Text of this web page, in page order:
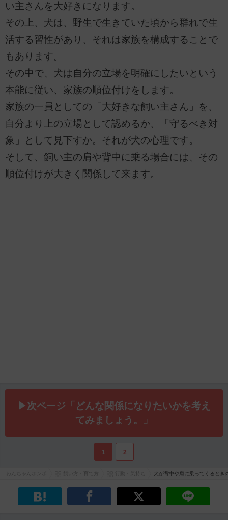
い主さんを大好きになります。
その上、犬は、野生で生きていた頃から群れで生
活する習性があり、それは家族を構成することで
もあります。
その中で、犬は自分の立場を明確にしたいという
本能に従い、家族の順位付けをします。
家族の一員としての「大好きな飼い主さん」を、
自分より上の立場として認めるか、「守るべき対
象」として見下すか。それが犬の心理です。
そして、飼い主の肩や背中に乗る場合には、その
順位付けが大きく関係して来ます。
▶次ページ「どんな関係になりたいかを考え
てみましょう。」
1 2
行動・気持ち 犬が背中や肩に乗ってくるとき